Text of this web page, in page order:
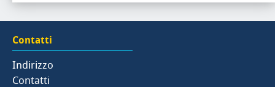
Contatti
Indirizzo
Contatti